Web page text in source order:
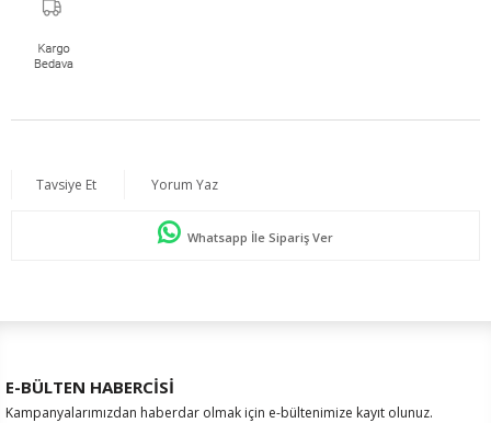
Numune Bedeni : 44
Ürün Boyu: 110 cm
Tavsiye Et Yorum Yaz
Whatsapp İle Sipariş Ver
E-BÜLTEN HABERCİSİ
Kampanyalarımızdan haberdar olmak için e-bültenimize kayıt olunuz.